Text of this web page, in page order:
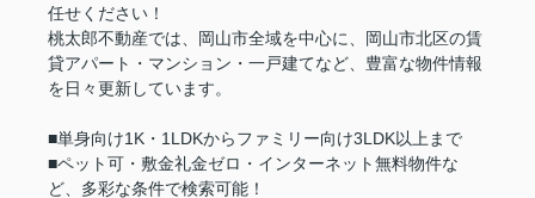
任せください！
桃太郎不動産では、岡山市全域を中心に、岡山市北区の賃
貸アパート・マンション・一戸建てなど、豊富な物件情報
を日々更新しています。
■単身向け1K・1LDKからファミリー向け3LDK以上まで
■ペット可・敷金礼金ゼロ・インターネット無料物件な
ど、多彩な条件で検索可能！